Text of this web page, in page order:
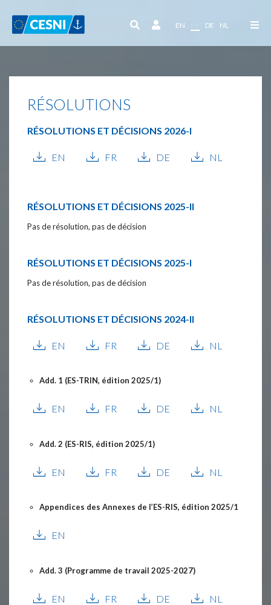
EN DE NL
RÉSOLUTIONS
RÉSOLUTIONS ET DÉCISIONS 2026-I
EN FR DE NL
RÉSOLUTIONS ET DÉCISIONS 2025-II
Pas de résolution, pas de décision
RÉSOLUTIONS ET DÉCISIONS 2025-I
Pas de résolution, pas de décision
RÉSOLUTIONS ET DÉCISIONS 2024-II
EN FR DE NL
Add. 1 (ES-TRIN, édition 2025/1)
EN FR DE NL
Add. 2 (ES-RIS, édition 2025/1)
EN FR DE NL
Appendices des Annexes de l’ES-RIS, édition 2025/1
EN
Add. 3 (Programme de travail 2025-2027)
EN FR DE NL